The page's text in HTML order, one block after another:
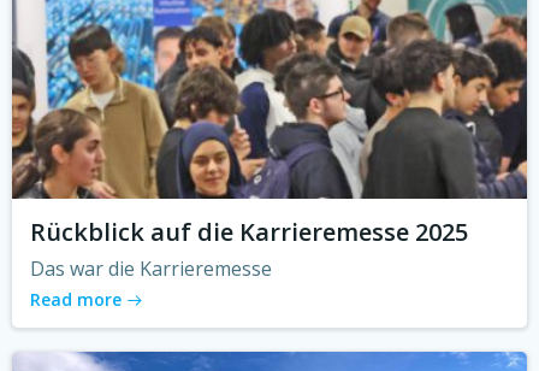
Rückblick auf die Karrieremesse 2025
Das war die Karrieremesse
Read more